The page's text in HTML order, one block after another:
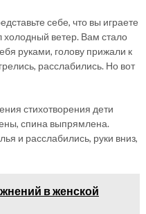
себе, что вы играете
холодный ветер. Вам стало
руками, голову прижали к
расслабились. Но вот
стихотворения дети
спина выпрямлена.
и расслабились, руки вниз,
в женской